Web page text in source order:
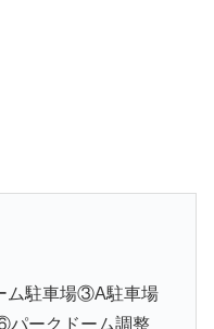
駐車場③A駐車場
クドーム調整